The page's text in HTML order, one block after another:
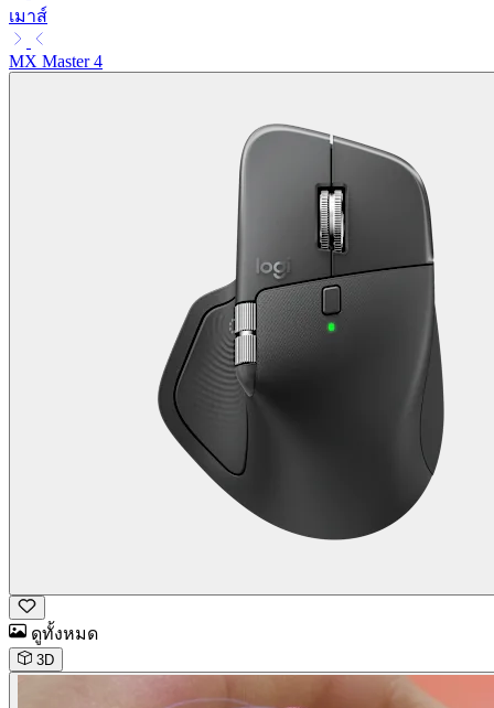
เมาส์
MX Master 4
ดูทั้งหมด
3D